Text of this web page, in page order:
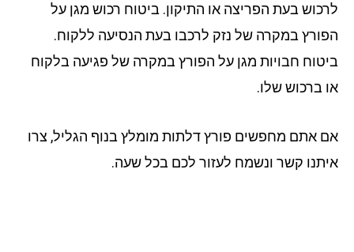
בעת הפריצה או התיקון. ביטוח רכוש מגן על
במקרה של נזק לרכבו בעת הנסיעה ללקוח.
חבויות מגן על הפורץ במקרה של פגיעה בלקוח
ברכוש שלו.
אתם מחפשים פורץ דלתות מומלץ בנוף הגליל, צרו
קשר ונשמח לעזור לכם בכל שעה.